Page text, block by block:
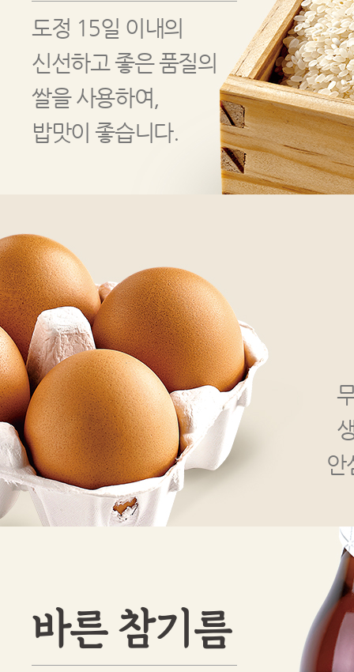
도정 15일 이내의
신선하고 좋은 품질의
쌀을 사용하여,
밥맛이 좋습니다.
안
바른 참기름